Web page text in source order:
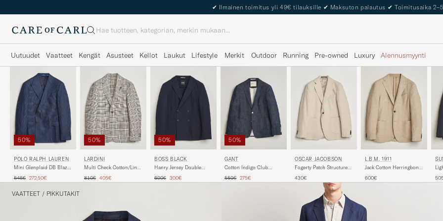
The Care of Carl Passport
Haku
Uutuudet Vaatteet Kengät Asusteet Kellot Laukut Lifestyle Merkit Outdoor Running Pre-owned Luxury Alennusmyynti
50%
POLO RALPH LAUREN
Mini Glenplaid DB Blazer
Tavallinen hinta
545€ Alennettu hinta
272,50€
50%
LARDINI
Multi Check Cotton/Linen
Tavallinen hinta
810€ Alennettu hinta
405€
50%
BOSS BLACK
Hanry Jersey Double
Blue
Tavallinen hinta
600€ Alennettu hinta
300€
50%
GANT
Cotton Indigo Club
Tavallinen hinta
550€ Alennettu hinta
275€
OSCAR JACOBSON
Fogerty Patch Structure
430€
L.B.M. 1911
Jack Cotton Herringbone
600€
VAATTEET / PIKKUTAKIT